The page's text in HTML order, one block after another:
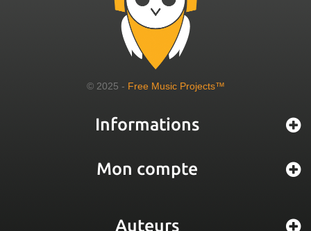
© 2025 - Free Music Projects™
Informations
Mon compte
Auteurs